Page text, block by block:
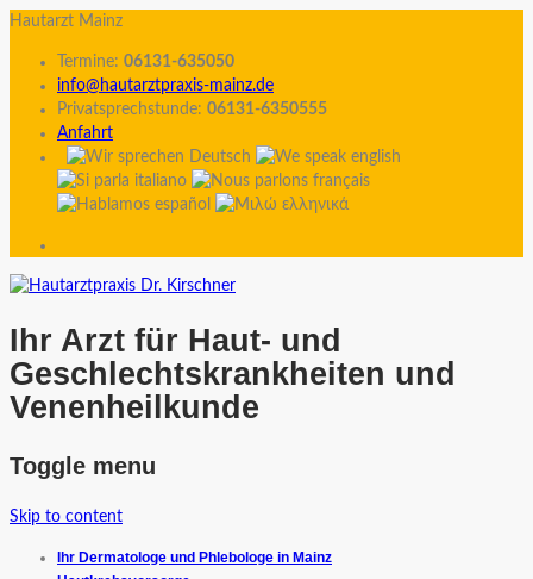
Hautarzt Mainz
Termine: 06131-635050
info@hautarztpraxis-mainz.de
Privatsprechstunde: 06131-6350555
Anfahrt
Ihr Arzt für Haut- und
Geschlechtskrankheiten und
Venenheilkunde
Toggle menu
Skip to content
Ihr Dermatologe und Phlebologe in Mainz